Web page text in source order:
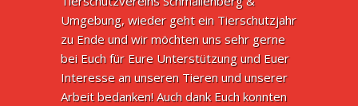
Umgebung, wieder geht ein Tierschutzjahr
zu Ende und wir möchten uns sehr gerne
bei Euch für Eure Unterstützung und Euer
Interesse an unseren Tieren und unserer
Arbeit bedanken! Auch dank Euch konnten